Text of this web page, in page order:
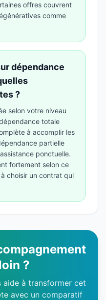
offres couvrent
comme
dépendance
?
selon votre niveau
totale
à accomplir les
partielle
ponctuelle.
fortement selon ce
choisir un contrat qui
?
aide à transformer cet
avec un comparatif